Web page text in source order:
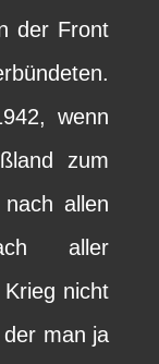
der Front
wenn
zum
allen
aller
nicht
man ja